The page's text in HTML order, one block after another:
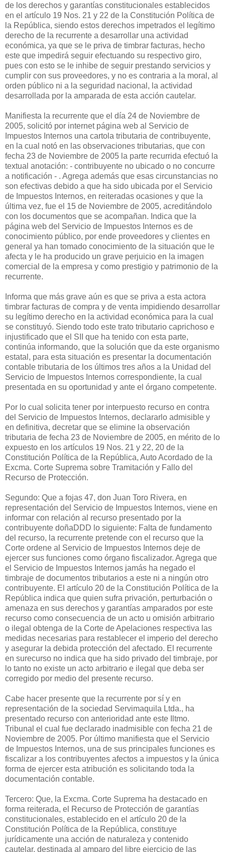
de los derechos y garantías constitucionales establecidos
en el artículo 19 Nos. 21 y 22 de la Constitución Política de
la República, siendo estos derechos impetrados el legítimo
derecho de la recurrente a desarrollar una actividad
económica, ya que se le priva de timbrar facturas, hecho
este que impedirá seguir efectuando su respectivo giro,
pues con esto se le inhibe de seguir prestando servicios y
cumplir con sus proveedores, y no es contraria a la moral, al
orden público ni a la seguridad nacional, la actividad
desarrollada por la amparada de esta acción cautelar.
Manifiesta la recurrente que el día 24 de Noviembre de
2005, solicitó por internet página web al Servicio de
Impuestos Internos una cartola tributaria de contribuyente,
en la cual notó en las observaciones tributarias, que con
fecha 23 de Noviembre de 2005 la parte recurrida efectuó la
textual anotación: - contribuyente no ubicado o no concurre
a notificación - . Agrega además que esas circunstancias no
son efectivas debido a que ha sido ubicada por el Servicio
de Impuestos Internos, en reiteradas ocasiones y que la
última vez, fue el 15 de Noviembre de 2005, acreditándolo
con los documentos que se acompañan. Indica que la
página web del Servicio de Impuestos Internos es de
conocimiento público, por ende proveedores y clientes en
general ya han tomado conocimiento de la situación que le
afecta y le ha producido un grave perjuicio en la imagen
comercial de la empresa y como prestigio y patrimonio de la
recurrente.
Informa que más grave aún es que se priva a esta actora
timbrar facturas de compra y de venta impidiendo desarrollar
su legítimo derecho en la actividad económica para la cual
se constituyó. Siendo todo este trato tributario caprichoso e
injustificado que el SII que ha tenido con esta parte,
continúa informando, que la solución que da este organismo
estatal, para esta situación es presentar la documentación
contable tributaria de los últimos tres años a la Unidad del
Servicio de Impuestos Internos correspondiente, la cual
presentada en su oportunidad y ante el órgano competente.
Por lo cual solicita tener por interpuesto recurso en contra
del Servicio de Impuestos Internos, declararlo admisible y
en definitiva, decretar que se elimine la observación
tributaria de fecha 23 de Noviembre de 2005, en mérito de lo
expuesto en los artículos 19 Nos. 21 y 22, 20 de la
Constitución Política de la República, Auto Acordado de la
Excma. Corte Suprema sobre Tramitación y Fallo del
Recurso de Protección.
Segundo: Que a fojas 47, don Juan Toro Rivera, en
representación del Servicio de Impuestos Internos, viene en
informar con relación al recurso presentado por la
contribuyente doñaDDD lo siguiente: Falta de fundamento
del recurso, la recurrente pretende con el recurso que la
Corte ordene al Servicio de Impuestos Internos deje de
ejercer sus funciones como órgano fiscalizador. Agrega que
el Servicio de Impuestos Internos jamás ha negado el
timbraje de documentos tributarios a este ni a ningún otro
contribuyente. El artículo 20 de la Constitución Política de la
República indica que quien sufra privación, perturbación o
amenaza en sus derechos y garantías amparados por este
recurso como consecuencia de un acto u omisión arbitrario
o ilegal obtenga de la Corte de Apelaciones respectiva las
medidas necesarias para restablecer el imperio del derecho
y asegurar la debida protección del afectado. El recurrente
en surecurso no indica que ha sido privado del timbraje, por
lo tanto no existe un acto arbitrario e ilegal que deba ser
corregido por medio del presente recurso.
Cabe hacer presente que la recurrente por sí y en
representación de la sociedad Servimaquila Ltda., ha
presentado recurso con anterioridad ante este Iltmo.
Tribunal el cual fue declarado inadmisible con fecha 21 de
Noviembre de 2005. Por último manifiesta que el Servicio
de Impuestos Internos, una de sus principales funciones es
fiscalizar a los contribuyentes afectos a impuestos y la única
forma de ejercer esta atribución es solicitando toda la
documentación contable.
Tercero: Que, la Excma. Corte Suprema ha destacado en
forma reiterada, el Recurso de Protección de garantías
constitucionales, establecido en el artículo 20 de la
Constitución Política de la República, constituye
jurídicamente una acción de naturaleza y contenido
cautelar, destinada al amparo del libre ejercicio de las